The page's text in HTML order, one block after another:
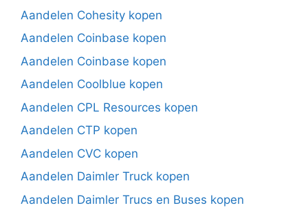
Aandelen Cohesity kopen
Aandelen Coinbase kopen
Aandelen Coinbase kopen
Aandelen Coolblue kopen
Aandelen CPL Resources kopen
Aandelen CTP kopen
Aandelen CVC kopen
Aandelen Daimler Truck kopen
Aandelen Daimler Trucs en Buses kopen